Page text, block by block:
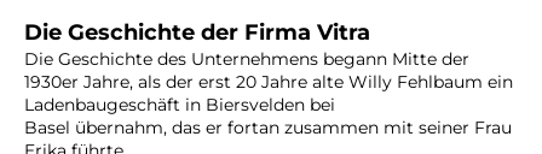
Die Geschichte der Firma Vitra
Die Geschichte des Unternehmens begann Mitte der
1930er Jahre, als der erst 20 Jahre alte Willy Fehlbaum ein
Ladenbaugeschäft in Biersvelden bei
Basel übernahm, das er fortan zusammen mit seiner Frau